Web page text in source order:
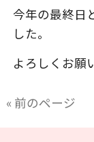
今年の最終日
した。
よろしくお願
« 前のページ